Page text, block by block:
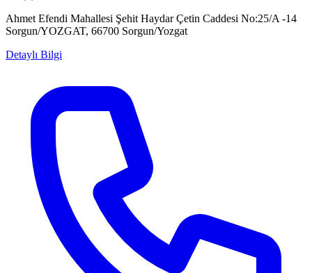
Ahmet Efendi Mahallesi Şehit Haydar Çetin Caddesi No:25/A -14
Sorgun/YOZGAT, 66700 Sorgun/Yozgat
Detaylı Bilgi